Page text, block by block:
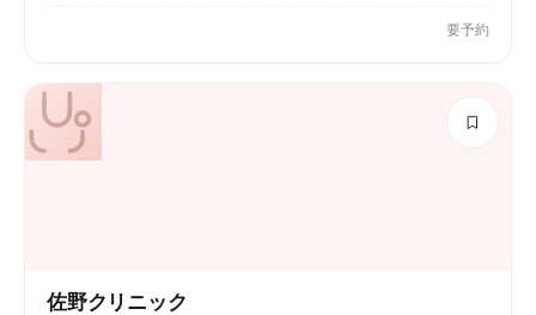
要予約
佐野クリニック